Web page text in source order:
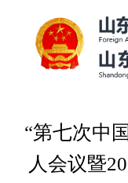
“第七次中
人会议暨